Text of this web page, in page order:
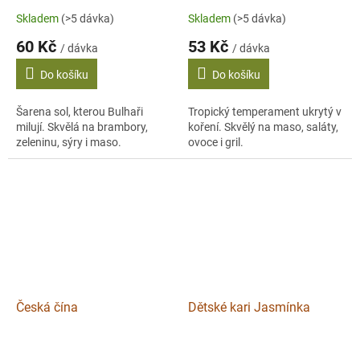
Skladem (>5 dávka)
60 Kč / dávka
Do košíku
Šarena sol, kterou Bulhaři
milují. Skvělá na brambory,
zeleninu, sýry i maso.
Skladem (>5 dávka)
53 Kč / dávka
Do košíku
Tropický temperament ukrytý v
koření. Skvělý na maso, saláty,
ovoce i gril.
Česká čína Dětské kari Jasmínka